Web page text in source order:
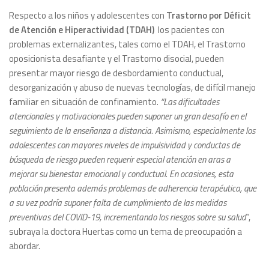
Respecto a los niños y adolescentes con Trastorno por Déficit
de Atención e Hiperactividad (TDAH) los pacientes con
problemas externalizantes, tales como el TDAH, el Trastorno
oposicionista desafiante y el Trastorno disocial, pueden
presentar mayor riesgo de desbordamiento conductual,
desorganización y abuso de nuevas tecnologías, de difícil manejo
familiar en situación de confinamiento. “Las dificultades
atencionales y motivacionales pueden suponer un gran desafío en el
seguimiento de la enseñanza a distancia. Asimismo, especialmente los
adolescentes con mayores niveles de impulsividad y conductas de
búsqueda de riesgo pueden requerir especial atención en aras a
mejorar su bienestar emocional y conductual. En ocasiones, esta
población presenta además problemas de adherencia terapéutica, que
a su vez podría suponer falta de cumplimiento de las medidas
preventivas del COVID-19, incrementando los riesgos sobre su salud”,
subraya la doctora Huertas como un tema de preocupación a
abordar.